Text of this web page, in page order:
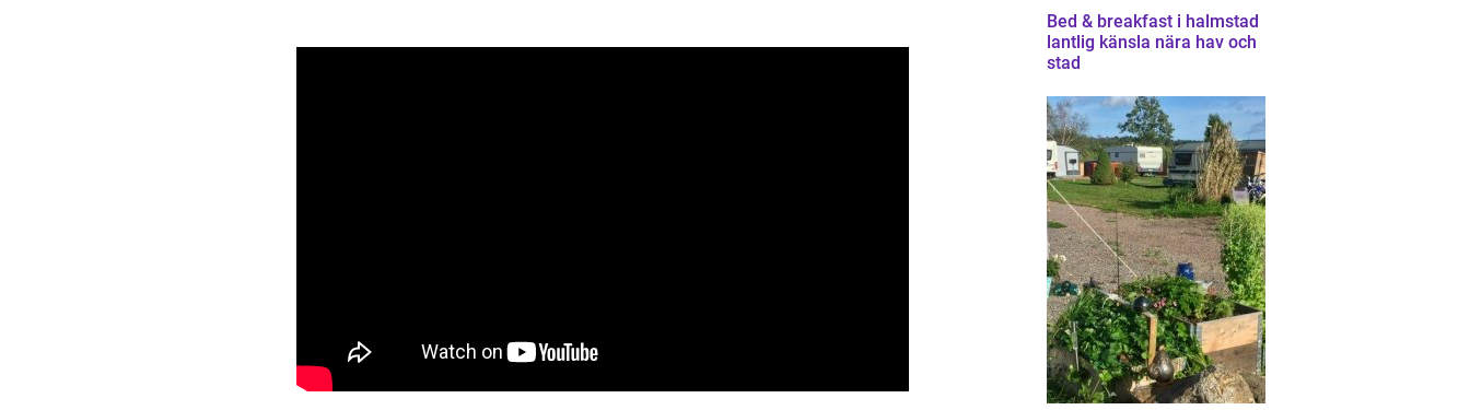
Bed & breakfast i halmstad
lantlig känsla nära hav och
stad